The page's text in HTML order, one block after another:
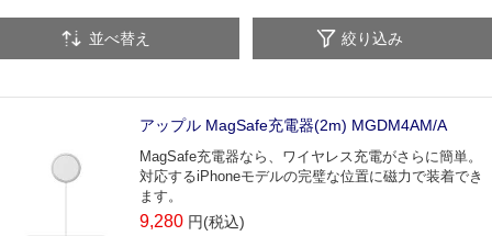
並べ替え 絞り込み
アップル MagSafe充電器(2m) MGDM4AM/A
MagSafe充電器なら、ワイヤレス充電がさらに簡単。
対応するiPhoneモデルの完璧な位置に磁力で装着でき
ます。
9,280 円(税込)